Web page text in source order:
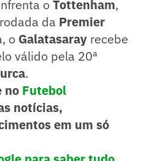
oTottenham,
da Premier
o Galatasaray recebe
válido pela 20ª
.
no Futebol
notícias,
em um só